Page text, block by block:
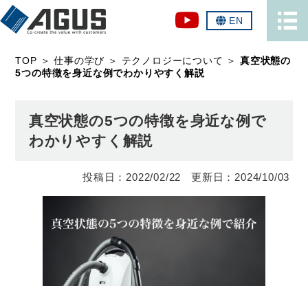
EN
TOP ＞仕事の学び ＞ テクノロジーについて ＞真空状態の
5つの特徴を身近な例でわかりやすく解説
真空状態の5つの特徴を身近な例で
わかりやすく解説
2022/02/22 2024/10/03